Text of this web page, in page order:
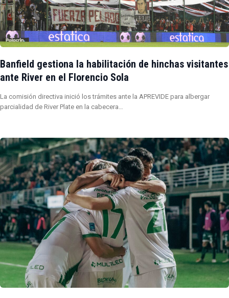
Banfield gestiona la habilitación de hinchas visitantes
ante River en el Florencio Sola
La comisión directiva inició los trámites ante la APREVIDE para albergar
parcialidad de River Plate en la cabecera…